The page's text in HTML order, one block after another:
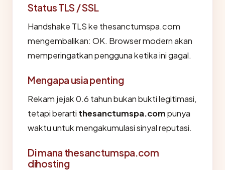
Status TLS / SSL
Handshake TLS ke thesanctumspa.com
mengembalikan: OK. Browser modern akan
memperingatkan pengguna ketika ini gagal.
Mengapa usia penting
Rekam jejak 0.6 tahun bukan bukti legitimasi,
tetapi berarti thesanctumspa.compunya
waktu untuk mengakumulasi sinyal reputasi.
Di mana thesanctumspa.com
dihosting